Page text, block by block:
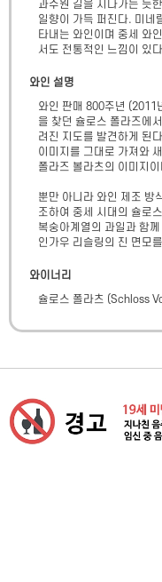
과수원 길을 지나가는 듯
일향이 가득 퍼진다. 미네
타내는 와인이며 중세 와
서도 전통적인 느낌이 있
와인 설명
와인 판매 800주년 (2011
을 찾던 슐로스 폴라즈에
려진 지도를 발견하게 된
이미지를 그대로 가져와
폴라즈 볼라츠의 이미지
뿐만 아니라 와인 제조 방
조하여 중세 시대의 슐로
복숭아계열의 과일과 함
인가우 리슬링의 진 면모
와이너리
슐로스 폴라츠 (Schloss